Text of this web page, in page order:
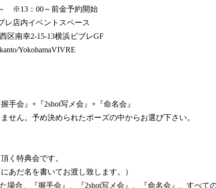
～ ※13：00～前金予約開始
レ店内イベントスペース
区南幸2-15-13横浜ビブレGF
YokohamaVIVRE
会』+『2shot写メ会』+『命名会』
せん。予め決められたポーズの中からお選び下さい。
く特典会です。
あだ名を書いてお渡し致します。）
合、『握手会』、『2shot写メ会』、『命名会』、すべて